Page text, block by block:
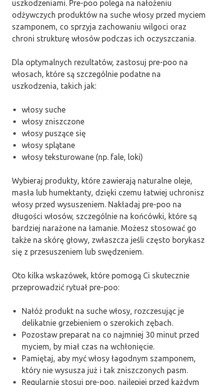
uszkodzeniami. Pre-poo polega na nałożeniu
odżywczych produktów na suche włosy przed myciem
szamponem, co sprzyja zachowaniu wilgoci oraz
chroni strukturę włosów podczas ich oczyszczania.
Dla optymalnych rezultatów, zastosuj pre-poo na
włosach, które są szczególnie podatne na
uszkodzenia, takich jak:
włosy suche
włosy zniszczone
włosy puszące się
włosy splątane
włosy teksturowane (np. fale, loki)
Wybieraj produkty, które zawierają naturalne oleje,
masła lub humektanty, dzięki czemu łatwiej uchronisz
włosy przed wysuszeniem. Nakładaj pre-poo na
długości włosów, szczególnie na końcówki, które są
bardziej narażone na łamanie. Możesz stosować go
także na skórę głowy, zwłaszcza jeśli często borykasz
się z przesuszeniem lub swędzeniem.
Oto kilka wskazówek, które pomogą Ci skutecznie
przeprowadzić rytuał pre-poo:
Nałóż produkt na suche włosy, rozczesując je
delikatnie grzebieniem o szerokich zębach.
Pozostaw preparat na co najmniej 30 minut przed
myciem, by miał czas na wchłonięcie.
Pamiętaj, aby myć włosy łagodnym szamponem,
który nie wysusza już i tak zniszczonych pasm.
Regularnie stosuj pre-poo, najlepiej przed każdym